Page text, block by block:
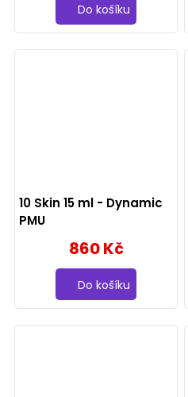
Do košíku
10 Skin 15 ml - Dynamic
PMU
860 Kč
Do košíku